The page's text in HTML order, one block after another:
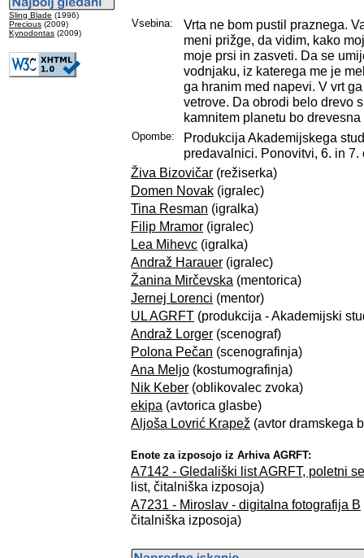
Sling Blade (1996)
Precious (2009)
Kynodontas (2009)
Vsebina:
Vrta ne bom pustil praznega.
meni prižge, da vidim, kako
moje prsi in zasveti. Da se
vodnjaku, iz katerega me je
ga hranim med napevi. V vrt
vetrove. Da obrodi belo drevo
kamnitem planetu bo
Opombe:
Produkcija Akademijskega
predavalnici. Ponovitvi, 6. in 7.
Živa Bizovičar (režiserka)
Domen Novak (igralec)
Tina Resman (igralka)
Filip Mramor (igralec)
Lea Mihevc (igralka)
Andraž Harauer (igralec)
Žanina Mirčevska (mentorica)
Jernej Lorenci (mentor)
UL AGRFT (produkcija - Akademijski
Andraž Lorger (scenograf)
Polona Pečan (scenografinja)
Ana Meljo (kostumografinja)
Nik Keber (oblikovalec zvoka)
ekipa (avtorica glasbe)
Aljoša Lovrić Krapež (avtor dramskega
Enote za izposojo iz Arhiva AGRFT:
A7142 - Gledališki list AGRFT, poletni
list, čitalniška izposoja)
A7231 - Miroslav - digitalna fotografija B
čitalniška izposoja)